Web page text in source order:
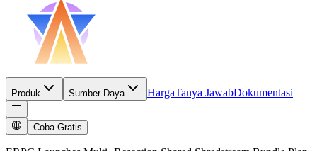
Produk Sumber Daya HargaTanya JawabDokumentasi
Coba Gratis